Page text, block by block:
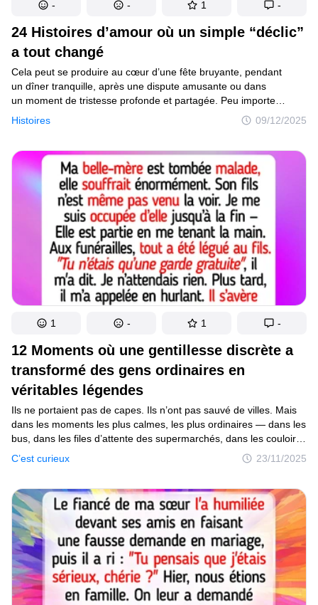
24 Histoires d’amour où un simple “déclic”
a tout changé
Histoires 09/12/2025
Cela peut se produire au cœur d’une fête bruyante, pendant
un dîner tranquille, après une dispute amusante ou dans
un moment de tristesse profonde et partagée. Peu importe
le comment et le où — l’essentiel est que le monde autour
soudain se met au point, et toutes tes anciennes idées sur
et simple vérité, renversante. Dans cet article, nous avons
rassemblé 24 histoires de personnes ayant vécu ce " déclic "
magique. Des récits sur la façon dont des rencontres fortuites
se sont transformées en éternité, dont un havre de paix a été
trouvé après une longue quête, et dont la certitude la plus
extraordinaire a fleuri au sein des moments les plus ordinaires.
- - 1 -
12 Moments où une gentillesse discrète a
transformé des gens ordinaires en
véritables légendes
C’est curieux 23/11/2025
Ils ne portaient pas de capes. Ils n’ont pas sauvé de villes. Mais
dans les moments les plus calmes, les plus ordinaires — dans les
bus, dans les files d’attente des supermarchés, dans les couloirs
des hôpitaux et même chez eux — ces personnes ont fait
quelque chose dont le monde avait désespérément besoin : elles
a tout changé.
1 - 1 -